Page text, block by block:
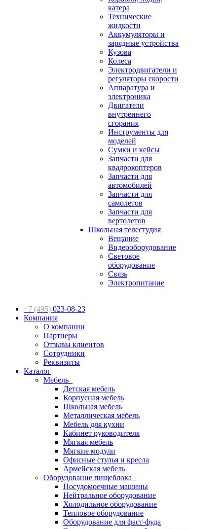
катера
Технические
жидкости
Аккумуляторы и
зарядные устройства
Кузова
Колеса
Электродвигатели и
регуляторы скорости
Аппаратура и
электроника
Двигатели
внутреннего
сгорания
Инструменты для
моделей
Сумки и кейсы
Запчасти для
квадрокоптеров
Запчасти для
автомобилей
Запчасти для
самолетов
Запчасти для
вертолетов
Школьная телестудия
Вещание
Видеооборудование
Световое
оборудование
Связь
Электропитание
+7 (495) 023-08-23
Компания
О компании
Партнеры
Отзывы клиентов
Сотрудники
Реквизиты
Каталог
Мебель
Детская мебель
Корпусная мебель
Школьная мебель
Металлическая мебель
Мебель для кухни
Кабинет руководителя
Мягкая мебель
Мягкие модули
Офисные стулья и кресла
Армейская мебель
Оборудование пищеблока
Посудомоечные машины
Нейтральное оборудование
Холодильное оборудование
Тепловое оборудование
Оборудование для фаст-фуда